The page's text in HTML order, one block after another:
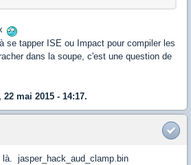
se tapper ISE ou Impact pour compiler les
dans la soupe, c'est une question de
mai 2015 - 14:17.
jasper_hack_aud_clamp.bin